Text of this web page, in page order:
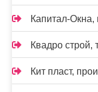
Капитал-Окна,
Квадро строй,
Кит пласт,